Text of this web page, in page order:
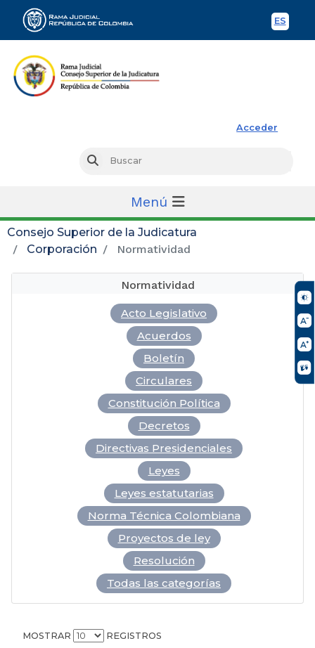
ES
Acceder
Buscar
Menú
Consejo Superior de la Judicatura
Corporación
Normatividad
Normatividad
Acto Legislativo
Acuerdos
Boletín
Circulares
Constitución Política
Decretos
Directivas Presidenciales
Leyes
Leyes estatutarias
Norma Técnica Colombiana
Proyectos de ley
Resolución
Todas las categorías
MOSTRAR REGISTROS